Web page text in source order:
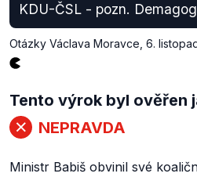
KDU-ČSL - pozn.
Otázky Václava Moravce 6.
Tento výrok byl ověřen
NEPRAVDA
Ministr Babiš obvinil své